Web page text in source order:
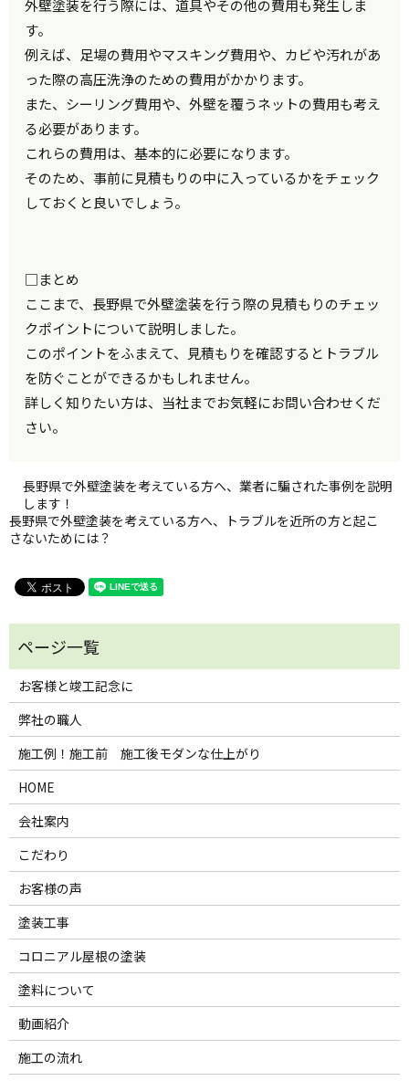
外壁塗装を行う際には、道具やその他の費用も発生しま
す。
例えば、足場の費用やマスキング費用や、カビや汚れがあ
った際の高圧洗浄のための費用がかかります。
また、シーリング費用や、外壁を覆うネットの費用も考え
る必要があります。
これらの費用は、基本的に必要になります。
そのため、事前に見積もりの中に入っているかをチェック
しておくと良いでしょう。
□まとめ
ここまで、長野県で外壁塗装を行う際の見積もりのチェッ
クポイントについて説明しました。
このポイントをふまえて、見積もりを確認するとトラブル
を防ぐことができるかもしれません。
詳しく知りたい方は、当社までお気軽にお問い合わせくだ
さい。
長野県で外壁塗装を考えている方へ、業者に騙された事例を説明
します！
長野県で外壁塗装を考えている方へ、トラブルを近所の方と起こ
さないためには？
お客様と竣工記念に
弊社の職人
施工例！施工前 施工後モダンな仕上がり
HOME
会社案内
こだわり
お客様の声
塗装工事
コロニアル屋根の塗装
塗料について
動画紹介
施工の流れ